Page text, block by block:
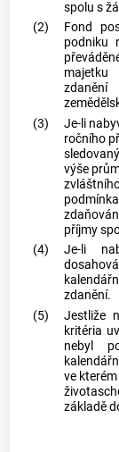
spolu s
(2)
Fond
podniku
majetku
(3)
Je-li
ročního
výše
příjmy
(4)
Je-li
zdanění.
(5)
Jestliže
kritéria
nebyl
ve
základě